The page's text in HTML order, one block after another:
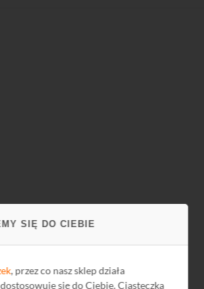
SIĘ DO CIEBIE
, przez co nasz sklep działa
się do Ciebie. Ciasteczka